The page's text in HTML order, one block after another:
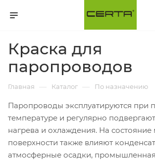
Краска для
паропроводов
Главная — Каталог — По назначению
Паропроводы эксплуатируются при
температуре и регулярно
нагрева и охлаждения. На состояние
поверхности также влияют
атмосферные осадки,